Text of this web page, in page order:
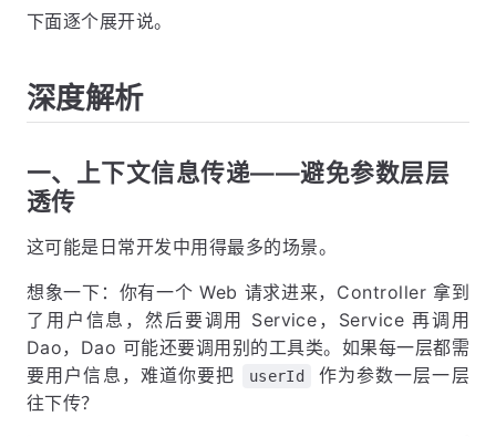
下面逐个展开说。
深度解析
一、上下文信息传递——避免参数层层
透传
这可能是日常开发中用得最多的场景。
想象一下：你有一个 Web 请求进来，Controller 拿到
了用户信息，然后要调用 Service，Service 再调用
Dao，Dao 可能还要调用别的工具类。如果每一层都需
要用户信息，难道你要把
userId
作为参数一层一层
往下传？